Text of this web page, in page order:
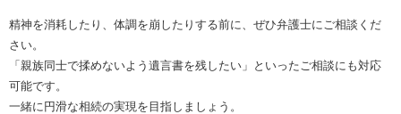
精神を消耗したり、体調を崩したりする前に、ぜひ弁護士にご相談くだ
さい。
「親族同士で揉めないよう遺言書を残したい」といったご相談にも対応
可能です。
一緒に円滑な相続の実現を目指しましょう。